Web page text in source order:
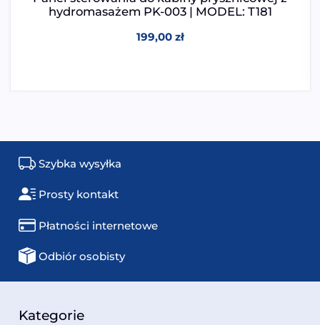
hydromasażem PK-003 | MODEL: T181
199,00 zł
Szybka wysyłka
Prosty kontakt
Płatności internetowe
Odbiór osobisty
Kategorie